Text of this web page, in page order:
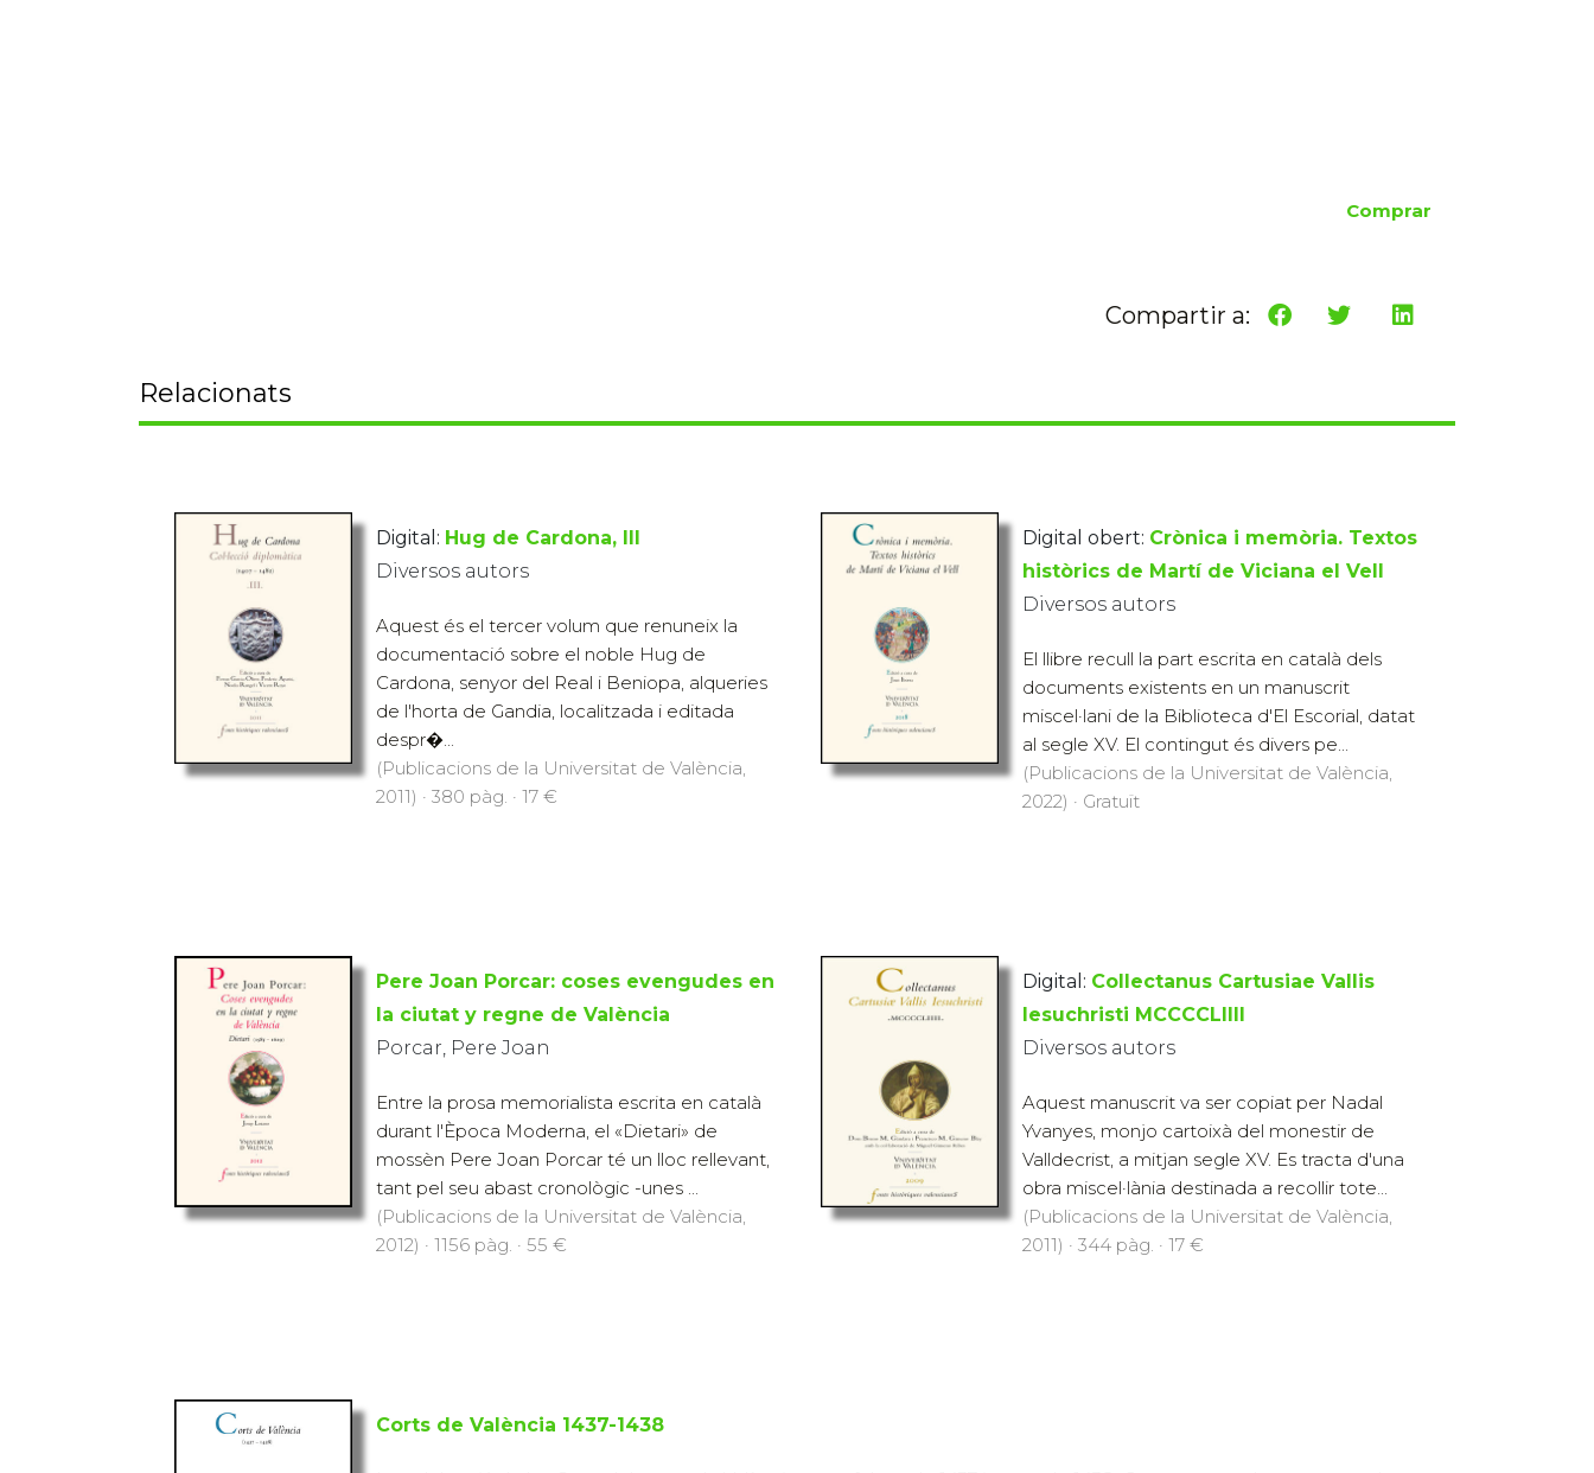
Comprar
Compartir a:
Relacionats
Digital: Hug de Cardona, III
Diversos autors
Aquest és el tercer volum que renuneix la
documentació sobre el noble Hug de
Cardona, senyor del Real i Beniopa, alqueries
de l'horta de Gandia, localitzada i editada
despr�...
(Publicacions de la Universitat de València,
2011) · 380 pàg. · 17 €
Digital obert: Crònica i memòria. Textos
històrics de Martí de Viciana el Vell
Diversos autors
El llibre recull la part escrita en català dels
documents existents en un manuscrit
miscel·lani de la Biblioteca d'El Escorial, datat
al segle XV. El contingut és divers pe...
(Publicacions de la Universitat de València,
2022) · Gratuït
Pere Joan Porcar: coses evengudes en
la ciutat y regne de València
Porcar, Pere Joan
Entre la prosa memorialista escrita en català
durant l'Època Moderna, el «Dietari» de
mossèn Pere Joan Porcar té un lloc rellevant,
tant pel seu abast cronològic -unes ...
(Publicacions de la Universitat de València,
2012) · 1156 pàg. · 55 €
Digital: Collectanus Cartusiae Vallis
Iesuchristi MCCCCLIIII
Diversos autors
Aquest manuscrit va ser copiat per Nadal
Yvanyes, monjo cartoixà del monestir de
Valldecrist, a mitjan segle XV. Es tracta d'una
obra miscel·lània destinada a recollir tote...
(Publicacions de la Universitat de València,
2011) · 344 pàg. · 17 €
Corts de València 1437-1438